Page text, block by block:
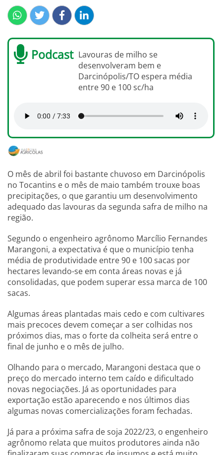
Podcast Lavouras de milho se
desenvolveram bem e
Darcinópolis/TO espera média
entre 90 e 100 sc/ha
O mês de abril foi bastante chuvoso em Darcinópolis
no Tocantins e o mês de maio também trouxe boas
precipitações, o que garantiu um desenvolvimento
adequado das lavouras da segunda safra de milho na
região.
Segundo o engenheiro agrônomo Marcílio Fernandes
Marangoni, a expectativa é que o município tenha
média de produtividade entre 90 e 100 sacas por
hectares levando-se em conta áreas novas e já
consolidadas, que podem superar essa marca de 100
sacas.
Algumas áreas plantadas mais cedo e com cultivares
mais precoces devem começar a ser colhidas nos
próximos dias, mas o forte da colheita será entre o
final de junho e o mês de julho.
Olhando para o mercado, Marangoni destaca que o
preço do mercado interno tem caído e dificultado
novas negociações. Já as oportunidades para
exportação estão aparecendo e nos últimos dias
algumas novas comercializações foram fechadas.
Já para a próxima safra de soja 2022/23, o engenheiro
agrônomo relata que muitos produtores ainda não